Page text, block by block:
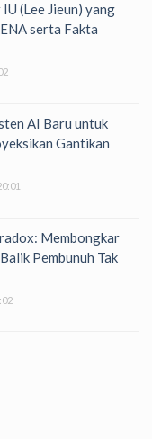
(Lee Jieun) yang
serta Fakta
AI Baru untuk
Gantikan
Membongkar
Pembunuh Tak